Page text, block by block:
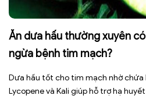
Ăn dưa hấu thường xuyên
ngừa bệnh tim mạch?
Dưa hấu tốt cho tim mạch nhờ
Lycopene và Kali giúp hỗ trợ hạ